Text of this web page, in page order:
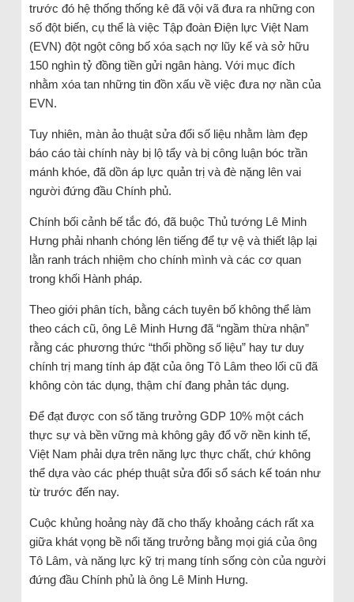
trước đó hệ thống thống kê đã vội vã đưa ra những con
số đột biến, cụ thể là việc Tập đoàn Điện lực Việt Nam
(EVN) đột ngột công bố xóa sạch nợ lũy kế và sở hữu
150 nghìn tỷ đồng tiền gửi ngân hàng. Với mục đích
nhằm xóa tan những tin đồn xấu về việc đưa nợ nần của
EVN.
Tuy nhiên, màn ảo thuật sửa đổi số liệu nhằm làm đẹp
báo cáo tài chính này bị lộ tẩy và bị công luận bóc trần
mánh khóe, đã dồn áp lực quản trị và đè nặng lên vai
người đứng đầu Chính phủ.
Chính bối cảnh bế tắc đó, đã buộc Thủ tướng Lê Minh
Hưng phải nhanh chóng lên tiếng để tự vệ và thiết lập lại
lằn ranh trách nhiệm cho chính mình và các cơ quan
trong khối Hành pháp.
Theo giới phân tích, bằng cách tuyên bố không thể làm
theo cách cũ, ông Lê Minh Hưng đã “ngầm thừa nhận”
rằng các phương thức “thổi phồng số liệu” hay tư duy
chính trị mang tính áp đặt của ông Tô Lâm theo lối cũ đã
không còn tác dụng, thậm chí đang phản tác dụng.
Để đạt được con số tăng trưởng GDP 10% một cách
thực sự và bền vững mà không gây đổ vỡ nền kinh tế,
Việt Nam phải dựa trên năng lực thực chất, chứ không
thể dựa vào các phép thuật sửa đổi sổ sách kế toán như
từ trước đến nay.
Cuộc khủng hoảng này đã cho thấy khoảng cách rất xa
giữa khát vọng bề nổi tăng trưởng bằng mọi giá của ông
Tô Lâm, và năng lực kỹ trị mang tính sống còn của người
đứng đầu Chính phủ là ông Lê Minh Hưng.